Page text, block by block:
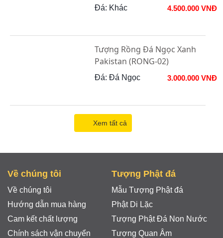
Đá: Khác 4.500.000 VNĐ
Tượng Rồng Đá Ngọc Xanh
Pakistan (RONG-02)
Đá: Đá Ngọc 3.000.000 VNĐ
Xem tất cả
Về chúng tôi
Về chúng tôi
Hướng dẫn mua hàng
Cam kết chất lượng
Chính sách vận chuyển
Tượng Phật đá
Mẫu Tượng Phật đá
Phật Di Lặc
Tượng Phật Đá Non Nước
Tượng Quan Âm